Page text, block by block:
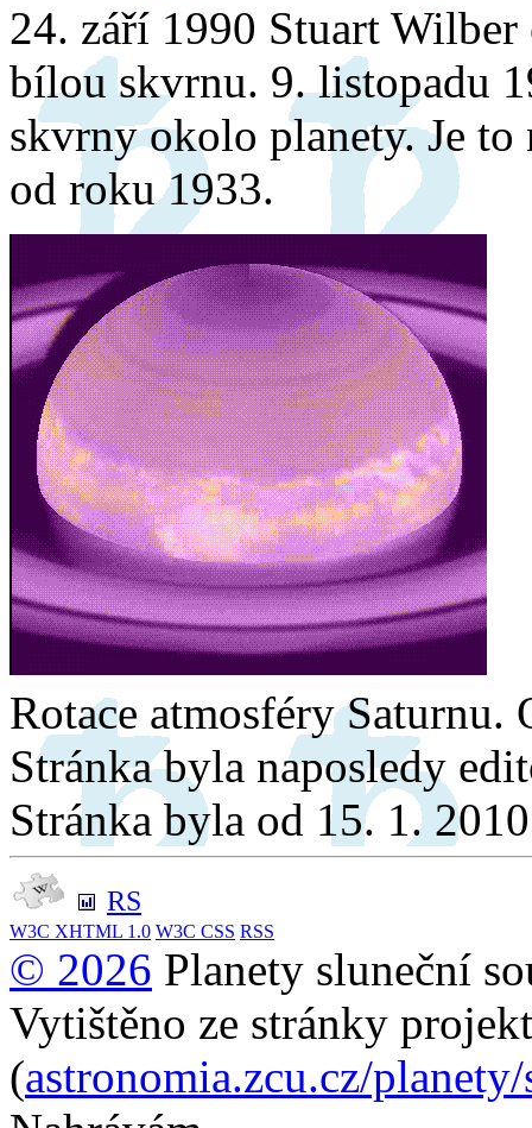
24. září 1990 Stuart
bílou skvrnu. 9. listopadu
skvrny okolo planety. Je to
od roku 1933.
Rotace atmosféry Saturnu.
Stránka byla naposledy
Stránka byla od 15. 1.
RS
W3C XHTML 1.0 W3C CSS RSS
© 2026 Planety sluneční
Vytištěno ze stránky
(astronomia.zcu.cz/